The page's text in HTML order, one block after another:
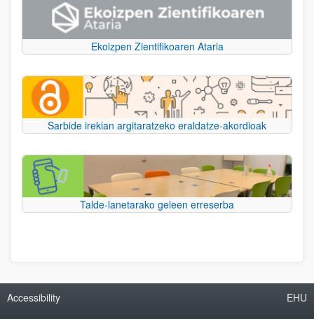
Ekoizpen Zientifikoaren Ataria
Sarbide irekian argitaratzeko eraldatze-akordioak
Talde-lanetarako geleen erreserba
Accessibility EHU